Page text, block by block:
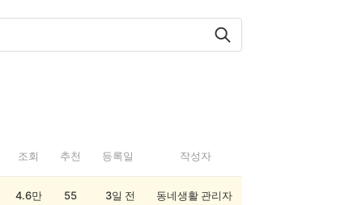
조회 추천 등록일 작성자
4.6만 55 3일 전 동네생활 관리자